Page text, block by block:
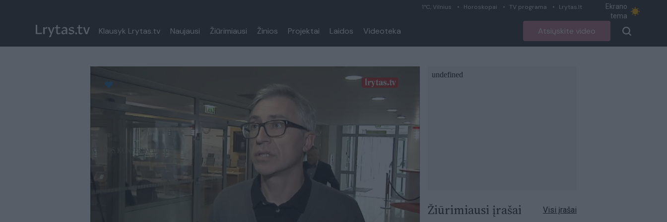
1°C, Vilnius Horoskopai TV programa Lrytas.lt
Ekrano
tema
Klausyk Lrytas.tv Naujausi Žiūrimiausi Žinios Projektai Laidos Videoteka Atsiųskite video
Žiūrimiausi įrašai Visi įrašai